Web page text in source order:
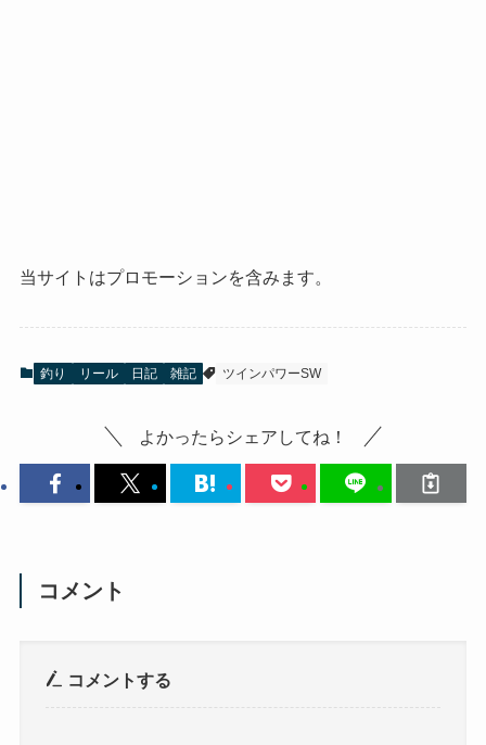
当サイトはプロモーションを含みます。
釣り リール 日記 雑記 ツインパワーSW
よかったらシェアしてね！
コメント
コメントする